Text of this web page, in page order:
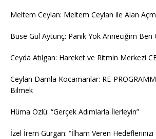
Meltem Ceylan: Meltem Ceylan ile Alan
Buse Gül Aytunç: Panik Yok Anneciğim Ben
Ceyda Atılgan: Hareket ve Ritmin Merkezi
Ceylan Damla Kocamanlar: RE-
Bilmek
Hüma Özlü: “Gerçek Adımlarla İlerleyin”
İzel İrem Gürgan: “İlham Veren Hedeflerinizi